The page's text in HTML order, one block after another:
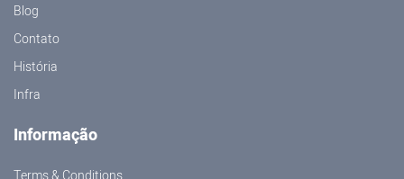
Blog
Contato
História
Infra
Informação